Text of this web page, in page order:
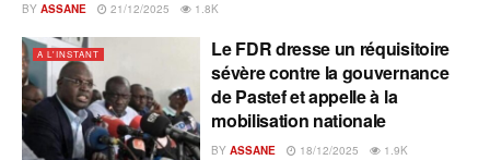
BY ASSANE 21/12/2025 1.8K
A L'INSTANT
Le FDR dresse un réquisitoire
sévère contre la gouvernance
de Pastef et appelle à la
mobilisation nationale
BY ASSANE 18/12/2025 1.9K